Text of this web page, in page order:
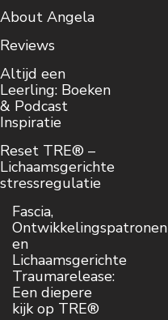
About Angela
Reviews
Altijd een
Leerling: Boeken
& Podcast
Inspiratie
Reset TRE® –
Lichaamsgerichte
stressregulatie
Fascia,
Ontwikkelingspatronen
en
Lichaamsgerichte
Traumarelease:
Een diepere
kijk op TRE®